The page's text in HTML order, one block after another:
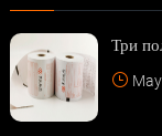
Три